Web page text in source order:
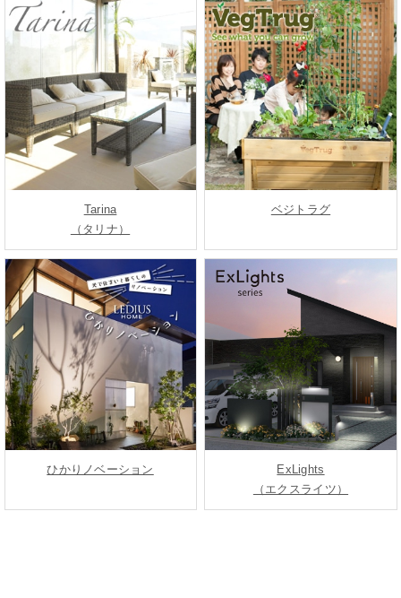
Tarina
（タリナ）
ベジトラグ
ひかりノベーション
ExLights
（エクスライツ）